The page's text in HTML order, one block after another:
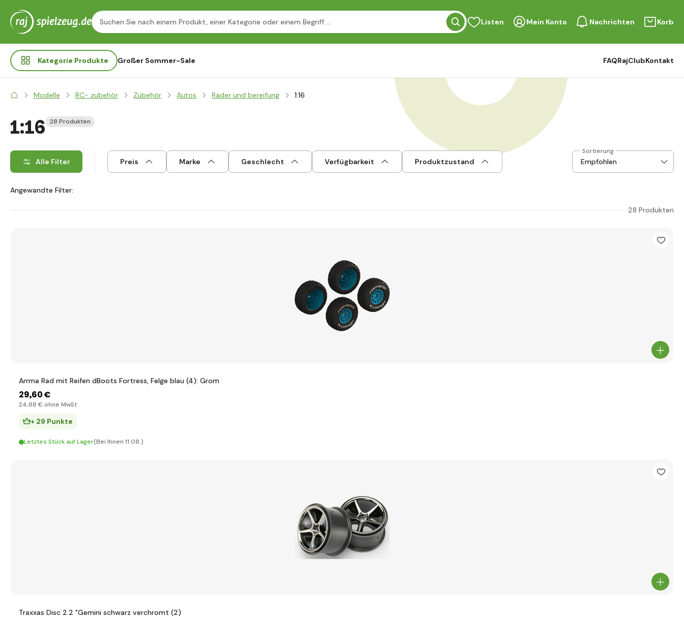
Listen Mein Konto Nachrichten Korb
Kategorie Produkte Großer Sommer-Sale FAQRajClubKontakt
Modelle RC- zubehör Zubehör Autos Räder und bereifung 1:16
1:16 28 Produkten
Alle Filter Preis Marke Geschlecht Verfügbarkeit Produktzustand
Sortierung
Angewandte Filter:
28 Produkten
Arrma Rad mit Reifen dBoots Fortress, Felge blau (4): Grom
29,60 €
24,88 € ohne MwSt
+ 29 Punkte
Letztes Stück auf Lager(Bei Ihnen 11.08.)
Traxxas Disc 2.2 "Gemini schwarz verchromt (2)